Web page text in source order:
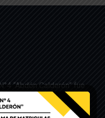
“Abdón Calderón” fue
de la Orden General
julio del año 1992 y